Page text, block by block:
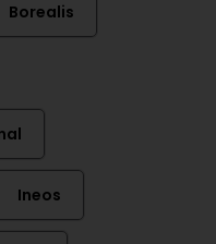
Borealis
Ineos